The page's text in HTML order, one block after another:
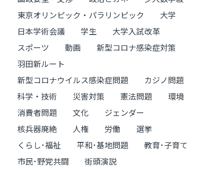
東京オリンピック・パラリンピック
大学
日本学術会議
学生
大学入試改革
スポーツ
動画
新型コロナ感染症対策
羽田新ルート
新型コロナウイルス感染症問題
カジノ問題
科学・技術
災害対策 憲法問題
環境
消費者問題
文化
ジェンダー
核兵器廃絶
人権 労働
選挙
くらし･福祉
平和･基地問題
教育･子育て
市民･野党共闘
街頭演説